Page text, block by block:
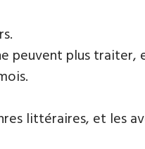
peuvent plus
littéraires, et les